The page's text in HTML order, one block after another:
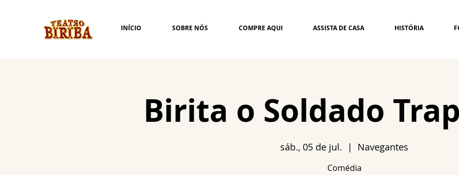
INÍCIO SOBRE NÓS COMPRE AQUI ASSISTA DE CASA HISTÓRIA
Birita o Soldado
sáb., 05 de jul.
  |
Navegantes
Comédia